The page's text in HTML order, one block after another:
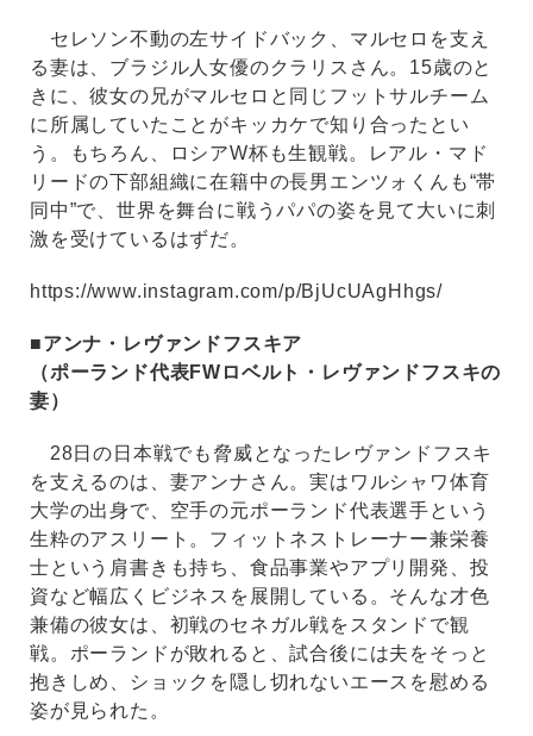
セレソン不動の左サイドバック、マルセロを支え
る妻は、ブラジル人女優のクラリスさん。15歳のと
きに、彼女の兄がマルセロと同じフットサルチーム
に所属していたことがキッカケで知り合ったとい
う。もちろん、ロシアW杯も生観戦。レアル・マド
リードの下部組織に在籍中の長男エンツォくんも“帯
同中”で、世界を舞台に戦うパパの姿を見て大いに刺
激を受けているはずだ。
https://www.instagram.com/p/BjUcUAgHhgs/
■アンナ・レヴァンドフスキア
（ポーランド代表FWロベルト・レヴァンドフスキの
妻）
28日の日本戦でも脅威となったレヴァンドフスキ
を支えるのは、妻アンナさん。実はワルシャワ体育
大学の出身で、空手の元ポーランド代表選手という
生粋のアスリート。フィットネストレーナー兼栄養
士という肩書きも持ち、食品事業やアプリ開発、投
資など幅広くビジネスを展開している。そんな才色
兼備の彼女は、初戦のセネガル戦をスタンドで観
戦。ポーランドが敗れると、試合後には夫をそっと
抱きしめ、ショックを隠し切れないエースを慰める
姿が見られた。